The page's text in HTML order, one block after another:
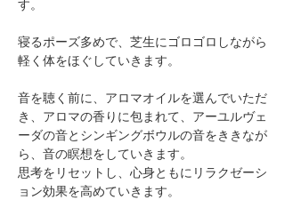
す。
寝るポーズ多めで、芝生にゴロゴロしながら
軽く体をほぐしていきます。
音を聴く前に、アロマオイルを選んでいただ
き、アロマの香りに包まれて、アーユルヴェ
ーダの音とシンギングボウルの音をききなが
ら、音の瞑想をしていきます。
思考をリセットし、心身ともにリラクゼーシ
ョン効果を高めていきます。